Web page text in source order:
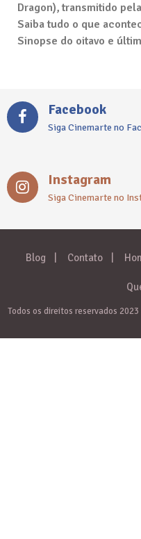
Dragon), transmitido
Saiba tudo o que
Sinopse do oitavo e
Facebook
Siga Cinemarte no
Instagram
Siga Cinemarte no
Blog Contato
Todos os direitos reservados